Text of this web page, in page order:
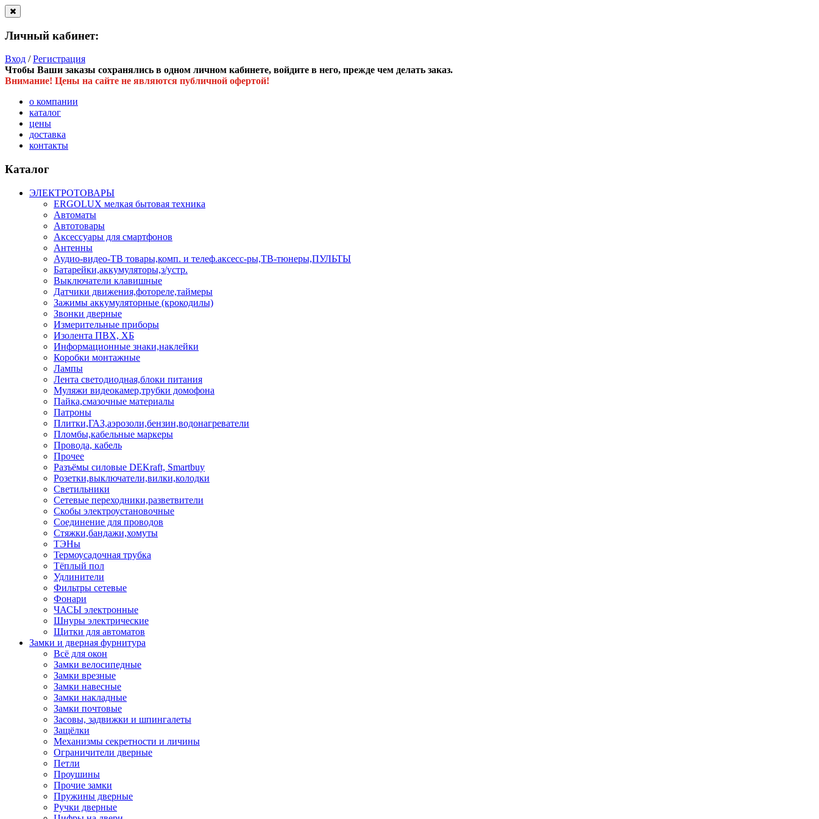
Личный кабинет:
Вход /Регистрация
Чтобы Ваши заказы сохранялись в одном личном кабинете, войдите в него, прежде чем делать заказ.
Внимание! Цены на сайте не являются публичной офертой!
о компании
каталог
цены
доставка
контакты
Каталог
ЭЛЕКТРОТОВАРЫ
ERGOLUX мелкая бытовая техника
Автоматы
Автотовары
Аксессуары для смартфонов
Антенны
Аудио-видео-ТВ товары,комп. и телеф.аксесс-ры,ТВ-тюнеры,ПУЛЬТЫ
Батарейки,аккумуляторы,з/устр.
Выключатели клавишные
Датчики движения,фотореле,таймеры
Зажимы аккумуляторные (крокодилы)
Звонки дверные
Измерительные приборы
Изолента ПВХ, ХБ
Информационные знаки,наклейки
Коробки монтажные
Лампы
Лента светодиодная,блоки питания
Муляжи видеокамер,трубки домофона
Пайка,смазочные материалы
Патроны
Плитки,ГАЗ,аэрозоли,бензин,водонагреватели
Пломбы,кабельные маркеры
Провода, кабель
Прочее
Разъёмы силовые DEKraft, Smartbuy
Розетки,выключатели,вилки,колодки
Светильники
Сетевые переходники,разветвители
Скобы электроустановочные
Соединение для проводов
Стяжки,бандажи,хомуты
ТЭНы
Термоусадочная трубка
Тёплый пол
Удлинители
Фильтры сетевые
Фонари
ЧАСЫ электронные
Шнуры электрические
Щитки для автоматов
Замки и дверная фурнитура
Всё для окон
Замки велосипедные
Замки врезные
Замки навесные
Замки накладные
Замки почтовые
Засовы, задвижки и шпингалеты
Защёлки
Механизмы секретности и личины
Ограничители дверные
Петли
Проушины
Прочие замки
Пружины дверные
Ручки дверные